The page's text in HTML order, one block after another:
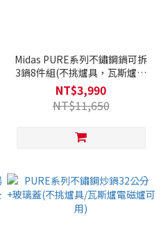
Midas PURE系列不鏽鋼鍋可拆
3鍋8件組(不挑爐具，瓦斯爐、
電磁爐、IH爐等都可使用)
NT$3,990
NT$11,650